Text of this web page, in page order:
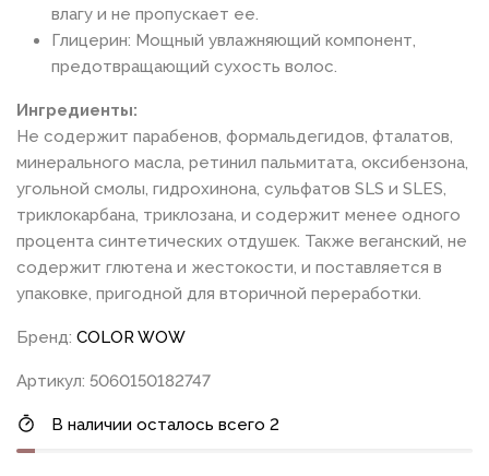
влагу и не пропускает ее.
Глицерин: Мощный увлажняющий компонент,
предотвращающий сухость волос.
Ингредиенты:
Не содержит парабенов, формальдегидов, фталатов,
минерального масла, ретинил пальмитата, оксибензона,
угольной смолы, гидрохинона, сульфатов SLS и SLES,
триклокарбана, триклозана, и содержит менее одного
процента синтетических отдушек. Также веганский, не
содержит глютена и жестокости, и поставляется в
упаковке, пригодной для вторичной переработки.
Бренд: COLOR WOW
Артикул: 5060150182747
В наличии осталось всего 2